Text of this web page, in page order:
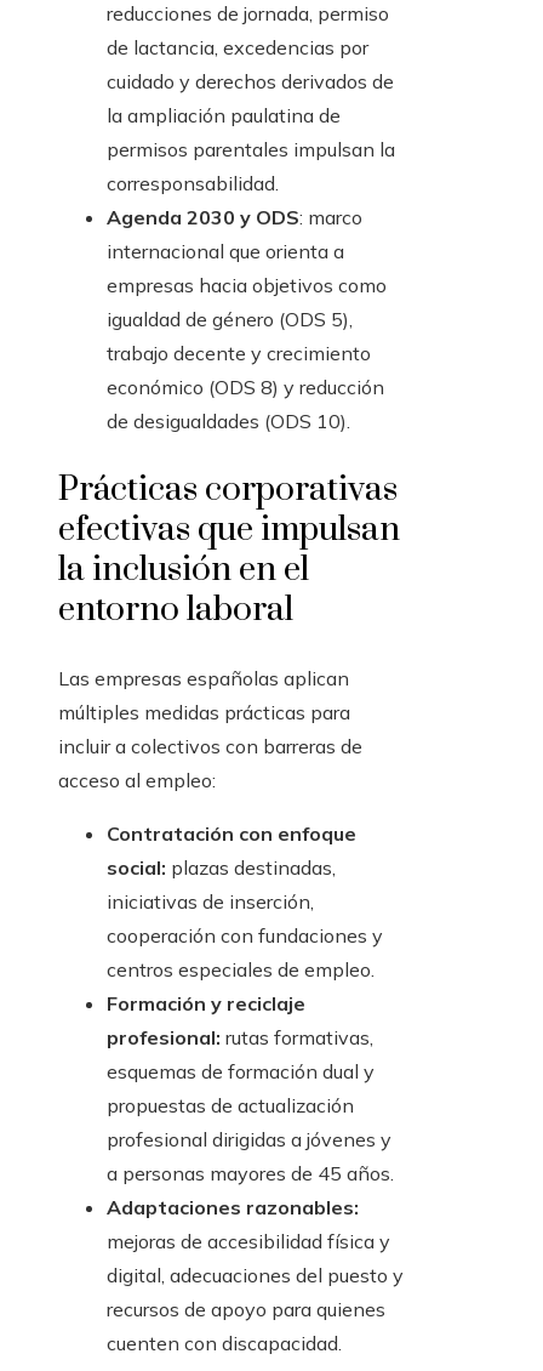
reducciones de jornada, permiso
de lactancia, excedencias por
cuidado y derechos derivados de
la ampliación paulatina de
permisos parentales impulsan la
corresponsabilidad.
Agenda 2030 y ODS: marco
internacional que orienta a
empresas hacia objetivos como
igualdad de género (ODS 5),
trabajo decente y crecimiento
económico (ODS 8) y reducción
de desigualdades (ODS 10).
Prácticas corporativas
efectivas que impulsan
la inclusión en el
entorno laboral
Las empresas españolas aplican
múltiples medidas prácticas para
incluir a colectivos con barreras de
acceso al empleo:
Contratación con enfoque
social: plazas destinadas,
iniciativas de inserción,
cooperación con fundaciones y
centros especiales de empleo.
Formación y reciclaje
profesional: rutas formativas,
esquemas de formación dual y
propuestas de actualización
profesional dirigidas a jóvenes y
a personas mayores de 45 años.
Adaptaciones razonables:
mejoras de accesibilidad física y
digital, adecuaciones del puesto y
recursos de apoyo para quienes
cuenten con discapacidad.